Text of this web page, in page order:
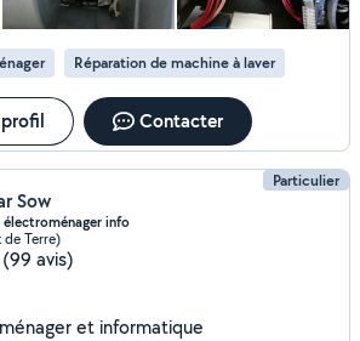
Réparation de machine à laver
Contacter
Particulier
Sow
électroménager info
Terre)
(99 avis)
et informatique